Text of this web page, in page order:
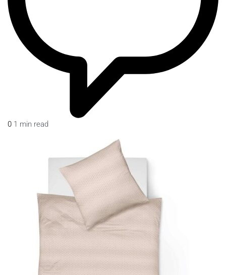
0 1 min read